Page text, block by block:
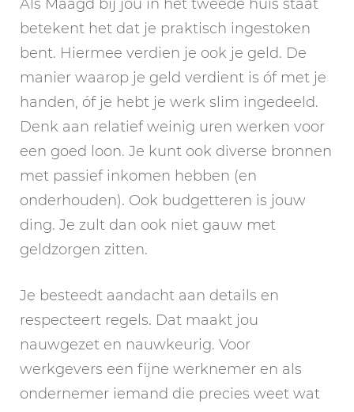
Als Maagd bij jou in het tweede huis staat
betekent het dat je praktisch ingestoken
bent. Hiermee verdien je ook je geld. De
manier waarop je geld verdient is óf met je
handen, óf je hebt je werk slim ingedeeld.
Denk aan relatief weinig uren werken voor
een goed loon. Je kunt ook diverse bronnen
met passief inkomen hebben (en
onderhouden). Ook budgetteren is jouw
ding. Je zult dan ook niet gauw met
geldzorgen zitten.
Je besteedt aandacht aan details en
respecteert regels. Dat maakt jou
nauwgezet en nauwkeurig. Voor
werkgevers een fijne werknemer en als
ondernemer iemand die precies weet wat